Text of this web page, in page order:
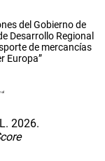
del Gobierno de
Desarrollo Regional
de mercancías
Europa”
2026.